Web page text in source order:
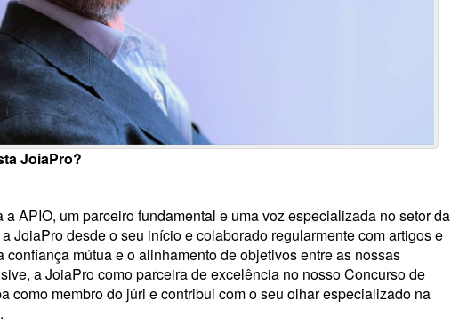
JoiaPro?
a APIO, um parceiro fundamental e uma voz especializada no setor da
JoiaPro desde o seu início e colaborado regularmente com artigos e
confiança mútua e o alinhamento de objetivos entre as nossas
a JoiaPro como parceira de excelência no nosso Concurso de
como membro do júri e contribui com o seu olhar especializado na